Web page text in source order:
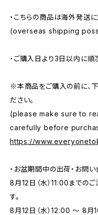
・こちらの商品は海外発送に
(overseas shipping
・ご購入日より3日以内に順
※本商品をご購入の前に、
ださい。
(please make sure to
carefully before
https://
・お盆期間中の出荷・お問
8月12日（水）11:00までの
す。
8月12日（水）12:00 ～ 8月